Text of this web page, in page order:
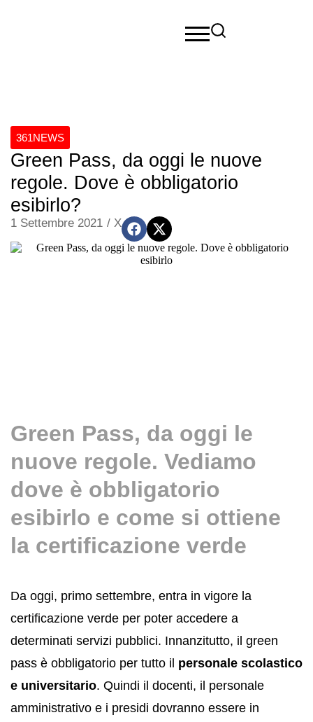
361NEWS
Green Pass, da oggi le nuove
regole. Dove è obbligatorio
esibirlo?
1 Settembre 2021 / X
Green Pass, da oggi le
nuove regole. Vediamo
dove è obbligatorio
esibirlo e come si ottiene
la certificazione verde
Da oggi, primo settembre, entra in vigore la
certificazione verde per poter accedere a
determinati servizi pubblici. Innanzitutto, il green
pass è obbligatorio per tutto il personale scolastico
e universitario. Quindi il docenti, il personale
amministrativo e i presidi dovranno essere in